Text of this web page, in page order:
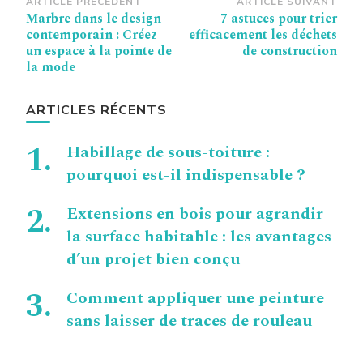
Navigation
d’article
Marbre dans le design
contemporain : Créez
un espace à la pointe de
la mode
7 astuces pour trier
efficacement les déchets
de construction
ARTICLES RÉCENTS
Habillage de sous-toiture :
pourquoi est-il indispensable ?
Extensions en bois pour agrandir
la surface habitable : les avantages
d’un projet bien conçu
Comment appliquer une peinture
sans laisser de traces de rouleau